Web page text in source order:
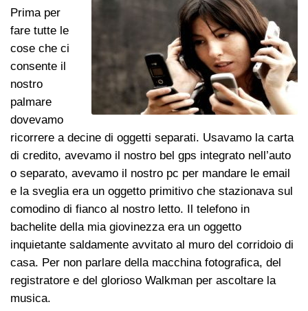
Prima per
fare tutte le
cose che ci
consente il
nostro
palmare
dovevamo
ricorrere a decine di oggetti separati. Usavamo la carta
di credito, avevamo il nostro bel gps integrato nell’auto
o separato, avevamo il nostro pc per mandare le email
e la sveglia era un oggetto primitivo che stazionava sul
comodino di fianco al nostro letto. Il telefono in
bachelite della mia giovinezza era un oggetto
inquietante saldamente avvitato al muro del corridoio di
casa. Per non parlare della macchina fotografica, del
registratore e del glorioso Walkman per ascoltare la
musica.